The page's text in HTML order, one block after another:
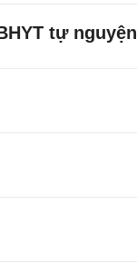
tự nguyện